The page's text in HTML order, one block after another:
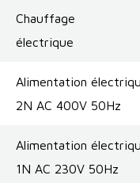
Chauffage
électrique
Alimentation
2N AC 400V 50Hz
Alimentation
1N AC 230V 50Hz